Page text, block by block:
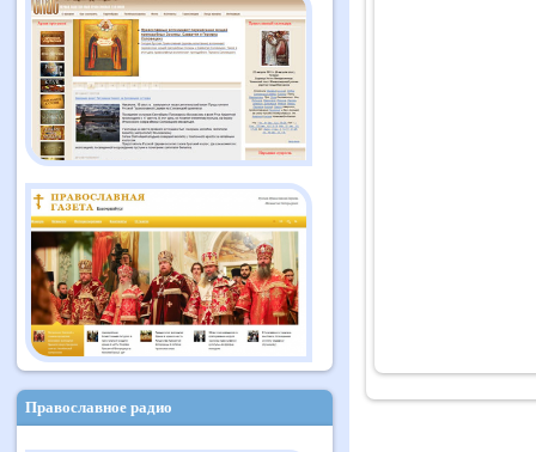
Православное радио